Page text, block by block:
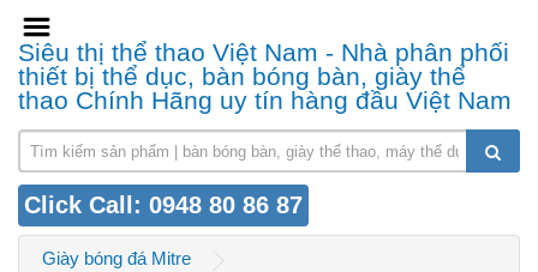
Siêu thị thể thao Việt Nam - Nhà phân phối
thiết bị thể dục, bàn bóng bàn, giày thể
thao Chính Hãng uy tín hàng đầu Việt Nam
Click Call: 0948 80 86 87
Giày bóng đá Mitre